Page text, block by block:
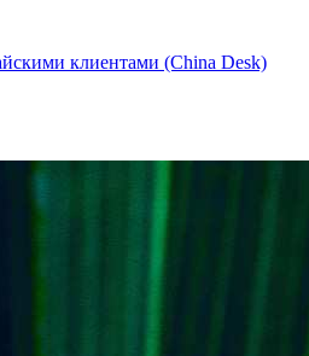
клиентами (China Desk)